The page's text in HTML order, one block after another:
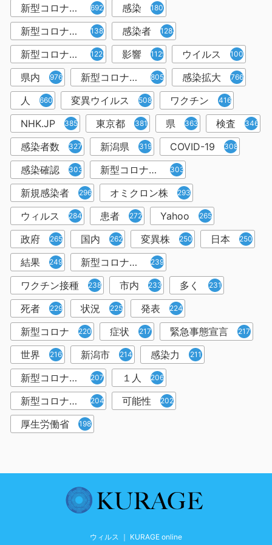
新型コロナウイルス 6921 感染 1809
新型コロナウィルス 1382 感染者 1283
新型コロナウイルス感染症 1226 影響 1129 ウイルス 1001
県内 976 新型コロナウイルス感染 805 感染拡大 766
人 660 変異ウイルス 508 ワクチン 416
NHK.JP 385 東京都 381 県 363 検査 346
感染者数 327 新潟県 319 COVID-19 308
感染確認 303 新型コロナウィルス感染症 303
新規感染者 296 オミクロン株 293
ウィルス 284 患者 272 Yahoo 265
政府 265 国内 262 変異株 250 日本 250
結果 249 新型コロナウイルスワクチン 239
ワクチン接種 238 市内 233 多く 231
死者 229 状況 225 発表 224
新型コロナ 220 症状 217 緊急事態宣言 217
世界 216 新潟市 214 感染力 211
新型コロナウイルス感染者 207 １人 206
新型コロナウイルス対策 204 可能性 202
厚生労働省 198
ウィルス ｜ KURAGE online